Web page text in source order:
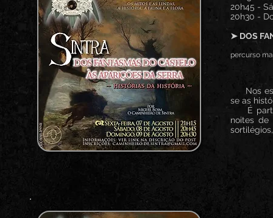
20h45 -
20h30 -
➤ DOS
percurso
Nos
se as
É
noites de